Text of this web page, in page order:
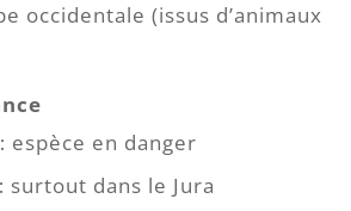
occidentale (issus d’animaux
espèce en danger
surtout dans le Jura